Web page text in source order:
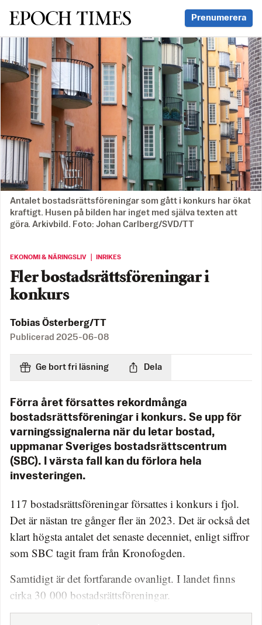
Svenska Epoch Times Prenumerera
Antalet bostadsrättsföreningar som gått i konkurs har ökat
kraftigt. Husen på bilden har inget med själva texten att
göra. Arkivbild. Foto: Johan Carlberg/SVD/TT
EKONOMI & NÄRINGSLIV ｜ INRIKES
Fler bostadsrättsföreningar i
konkurs
Tobias Österberg/TT
Publicerad 2025-06-08
Ge bort fri läsning Dela
Förra året försattes rekordmånga
bostadsrättsföreningar i konkurs. Se upp för
varningssignalerna när du letar bostad,
uppmanar Sveriges bostadsrättscentrum
(SBC). I värsta fall kan du förlora hela
investeringen.
117 bostadsrättsföreningar försattes i konkurs i fjol.
Det är nästan tre gånger fler än 2023. Det är också det
klart högsta antalet det senaste decenniet, enligt siffror
som SBC tagit fram från Kronofogden.
Samtidigt är det fortfarande ovanligt. I landet finns
cirka 30 000 bostadsrättsföreningar.